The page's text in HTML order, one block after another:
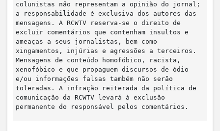
colunistas não representam a opinião do jornal;
a responsabilidade é exclusiva dos autores das
mensagens. A RCWTV reserva-se o direito de
excluir comentários que contenham insultos e
ameaças a seus jornalistas, bem como
xingamentos, injúrias e agressões a terceiros.
Mensagens de conteúdo homofóbico, racista,
xenofóbico e que propaguem discursos de ódio
e/ou informações falsas também não serão
toleradas. A infração reiterada da política de
comunicação da RCWTV levará à exclusão
permanente do responsável pelos comentários.